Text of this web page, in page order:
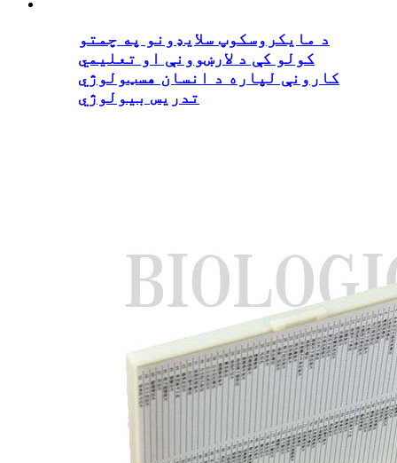
د مایکروسکوپ سلایډونو په چمتو
کولو کې د لارښوونې او تعلیمي
کارونې لپاره د انسان هسټولوژي
تدریس بیولوژي